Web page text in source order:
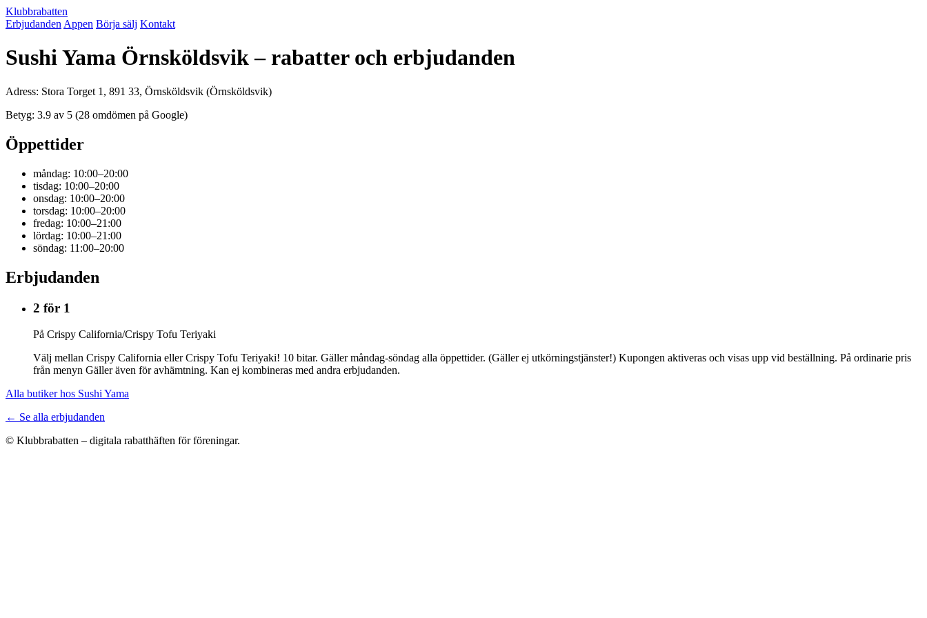
Klubbrabatten
Erbjudanden Appen Börja sälj Kontakt
Sushi Yama Örnsköldsvik – rabatter och erbjudanden
Adress: Stora Torget 1, 891 33, Örnsköldsvik (Örnsköldsvik)
Betyg: 3.9 av 5 (28 omdömen på Google)
Öppettider
måndag: 10:00–20:00
tisdag: 10:00–20:00
onsdag: 10:00–20:00
torsdag: 10:00–20:00
fredag: 10:00–21:00
lördag: 10:00–21:00
söndag: 11:00–20:00
Erbjudanden
2 för 1
På Crispy California/Crispy Tofu Teriyaki
Välj mellan Crispy California eller Crispy Tofu Teriyaki! 10 bitar. Gäller måndag-söndag alla öppettider. (Gäller ej utkörningstjänster!) Kupongen aktiveras och visas upp vid beställning. På ordinarie pris
från menyn Gäller även för avhämtning. Kan ej kombineras med andra erbjudanden.
Alla butiker hos Sushi Yama
← Se alla erbjudanden
© Klubbrabatten – digitala rabatthäften för föreningar.